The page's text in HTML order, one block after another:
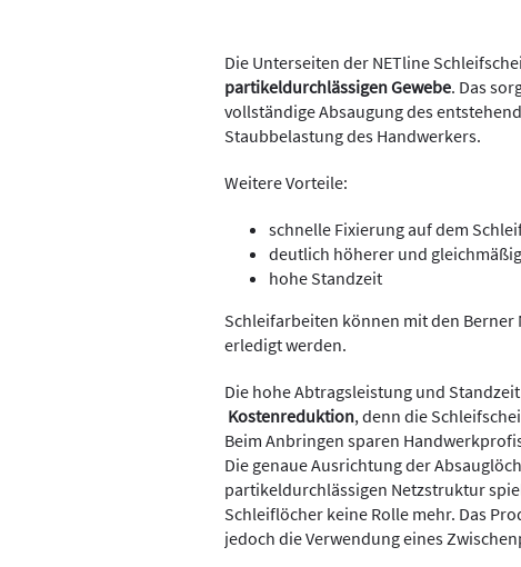
Die Unterseiten der NETline
partikeldurchlässigen Gewebe. Das
vollständige Absaugung des
Staubbelastung des Handwerkers.
Weitere Vorteile:
schnelle Fixierung auf dem
deutlich höherer und
hohe Standzeit
Schleifarbeiten können mit den Berner
erledigt werden.
Die hohe Abtragsleistung und
Kostenreduktion, denn die
Beim Anbringen sparen
Die genaue Ausrichtung der
partikeldurchlässigen Netzstruktur
Schleiflöcher keine Rolle mehr. Das
jedoch die Verwendung eines